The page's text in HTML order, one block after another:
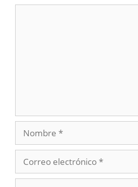
Nombre
electrónico